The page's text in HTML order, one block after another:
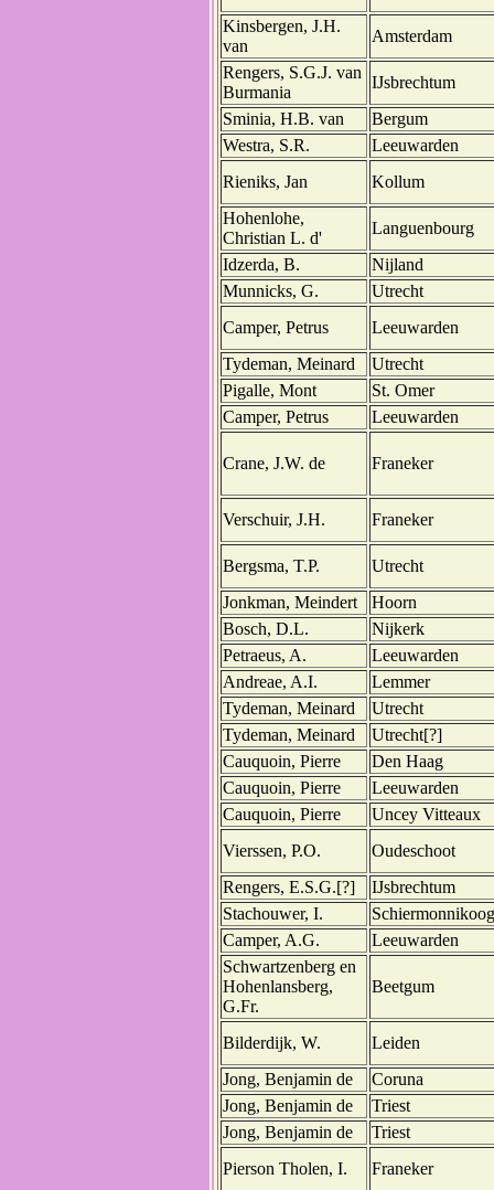
Kinsbergen, J.H.
van
Amsterdam
Rengers, S.G.J. van
Burmania
IJsbrechtum
Sminia, H.B. van
Bergum
Westra, S.R.
Leeuwarden
Rieniks, Jan
Kollum
Hohenlohe,
Christian L. d'
Languenbourg
Idzerda, B.
Nijland
Munnicks, G.
Utrecht
Camper, Petrus
Leeuwarden
Tydeman, Meinard
Utrecht
Pigalle, Mont
St. Omer
Camper, Petrus
Leeuwarden
Crane, J.W. de Franeker
Verschuir, J.H. Franeker
Bergsma, T.P.
Utrecht
Jonkman, Meindert
Hoorn
Bosch, D.L.
Nijkerk
Petraeus, A.
Leeuwarden
Andreae, A.I.
Lemmer
Tydeman, Meinard
Utrecht
Tydeman, Meinard
Utrecht[?]
Cauquoin, Pierre
Den Haag
Cauquoin, Pierre
Leeuwarden
Cauquoin, Pierre
Uncey Vitteaux
Vierssen, P.O.
Oudeschoot
Rengers, E.S.G.[?]
IJsbrechtum
Stachouwer, I.
Schiermonnikoog
Camper, A.G.
Leeuwarden
Schwartzenberg en
Hohenlansberg,
G.Fr.
Beetgum
Bilderdijk, W.
Leiden
Jong, Benjamin de
Coruna
Jong, Benjamin de
Triest
Jong, Benjamin de
Triest
Pierson Tholen, I.
Franeker